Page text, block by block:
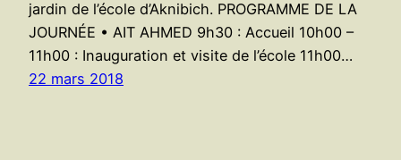
jardin de l’école d’Aknibich. PROGRAMME DE LA
JOURNÉE • AIT AHMED 9h30 : Accueil 10h00 –
11h00 : Inauguration et visite de l’école 11h00…
22 mars 2018